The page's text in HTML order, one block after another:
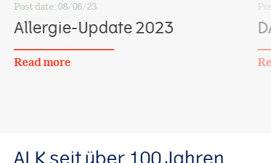
Post date: 08/06/23
Allergie-Update 2023
Read more